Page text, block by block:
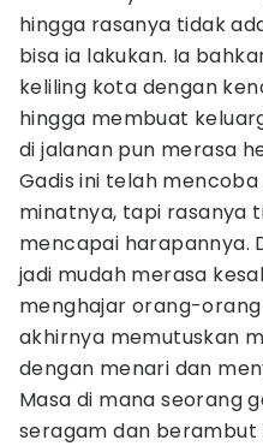
hingga rasanya tidak
bisa ia lakukan. Ia
keliling kota dengan
hingga membuat
di jalanan pun merasa
Gadis ini telah
minatnya, tapi rasanya
mencapai harapannya.
jadi mudah merasa
menghajar orang-
akhirnya memutuskan
dengan menari dan
Masa di mana seorang
seragam dan berambut